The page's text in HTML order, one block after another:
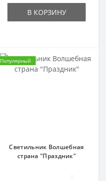
В КОРЗИНУ
Популярный
Светильник Волшебная
страна "Праздник"